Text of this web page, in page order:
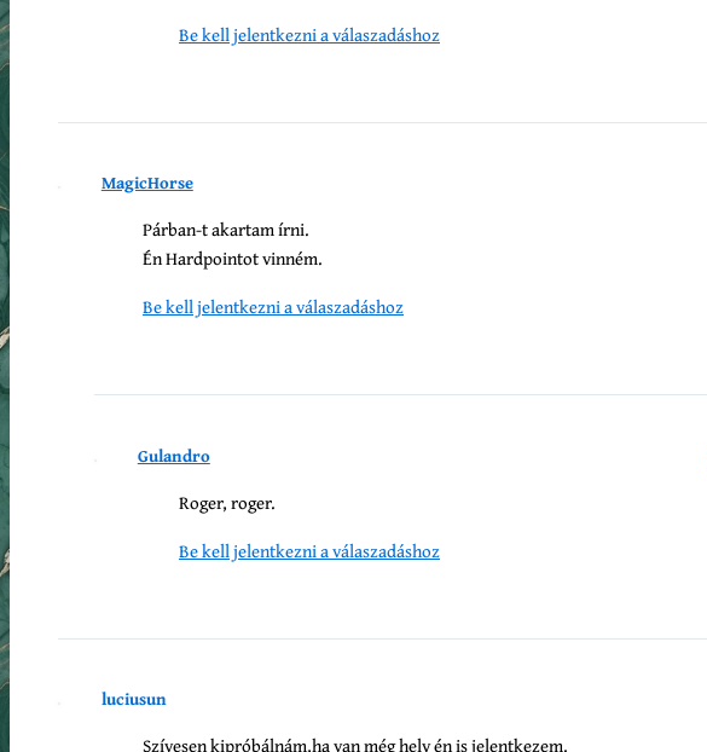
Be kell jelentkezni a válaszadáshoz
MagicHorse
Párban-t akartam írni.
Én Hardpointot vinném.
Be kell jelentkezni a válaszadáshoz
Gulandro
Roger, roger.
Be kell jelentkezni a válaszadáshoz
luciusun
Szívesen kipróbálnám,ha van még hely én is jelentkezem.